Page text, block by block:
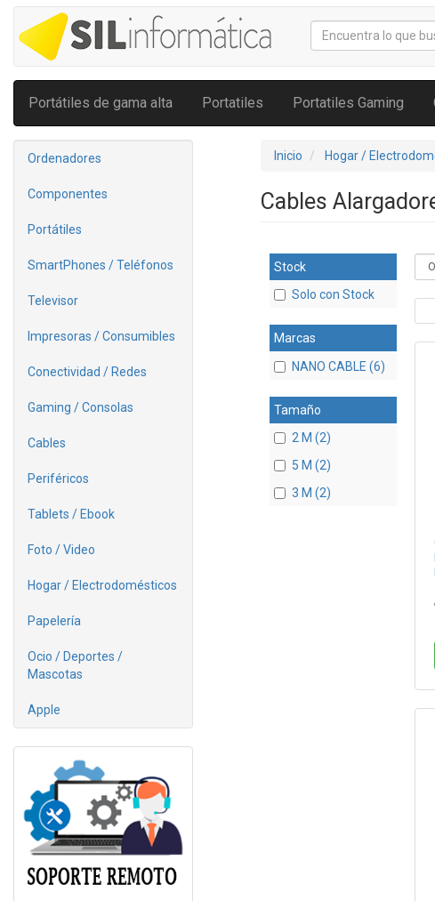
Portátiles de gama alta Portatiles Portatiles Gaming
Ordenadores
Componentes
Portátiles
SmartPhones / Teléfonos
Televisor
Impresoras / Consumibles
Conectividad / Redes
Gaming / Consolas
Cables
Periféricos
Tablets / Ebook
Foto / Video
Hogar / Electrodomésticos
Papelería
Ocio / Deportes /
Mascotas
Apple
Inicio Hogar /
Cables
Stock
Solo con Stock
Marcas
NANO CABLE (6)
Tamaño
2 M (2)
5 M (2)
3 M (2)